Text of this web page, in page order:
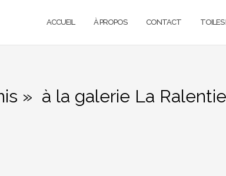
ACCUEIL À PROPOS CONTACT TOILES
» à la galerie La Ralentie